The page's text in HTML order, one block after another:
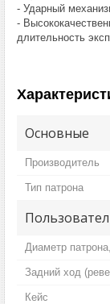
- Ударный
-
длительность
Основные
Производитель
Тип патрона
Диаметр
Задний ход
Кейс